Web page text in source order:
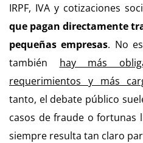
IRPF, IVA y cotizaciones
que pagan directamente
pequeñas empresas. No
también hay más
requerimientos y más
tanto, el debate público
casos de fraude o fortunas
siempre resulta tan claro